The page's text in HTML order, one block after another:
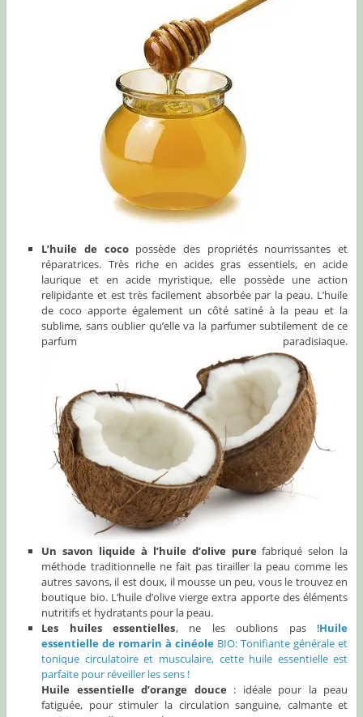
L’huile de cocopossède des propriétés nourrissantes et
réparatrices. Très riche en acides gras essentiels, en acide
laurique et en acide myristique, elle possède une action
relipidante et est très facilement absorbée par la peau. L’huile
de coco apporte également un côté satiné à la peau et la
sublime, sans oublier qu’elle va la parfumer subtilement de ce
parfum paradisiaque.
Un savon liquide à l’huile d’olive pure fabriqué selon la
méthode traditionnelle ne fait pas tirailler la peau comme les
autres savons, il est doux, il mousse un peu, vous le trouvez en
boutique bio. L’huile d’olive vierge extra apporte des éléments
nutritifs et hydratants pour la peau.
Les huiles essentielles, ne les oublions pas !Huile
essentielle de romarin à cinéole BIO: Tonifiante générale et
tonique circulatoire et musculaire, cette huile essentielle est
parfaite pour réveiller les sens !
Huile essentielle d’orange douce : idéale pour la peau
fatiguée, pour stimuler la circulation sanguine, calmante et